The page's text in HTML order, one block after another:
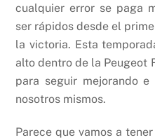
cualquier error se paga
ser rápidos desde el
la victoria. Esta
alto dentro de la Peugeot
para seguir mejorando
nosotros mismos.
Parece que vamos a